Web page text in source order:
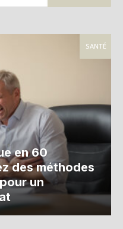
SANTÉ
en 60
des méthodes
un